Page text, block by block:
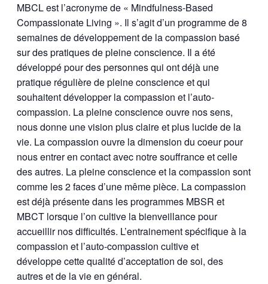
MBCL est l’acronyme de « Mindfulness-Based
Compassionate Living ». Il s’agit d’un programme de 8
semaines de développement de la compassion basé
sur des pratiques de pleine conscience. Il a été
développé pour des personnes qui ont déjà une
pratique régulière de pleine conscience et qui
souhaitent développer la compassion et l’auto-
compassion. La pleine conscience ouvre nos sens,
nous donne une vision plus claire et plus lucide de la
vie. La compassion ouvre la dimension du coeur pour
nous entrer en contact avec notre souffrance et celle
des autres. La pleine conscience et la compassion sont
comme les 2 faces d’une même pièce. La compassion
est déjà présente dans les programmes MBSR et
MBCT lorsque l’on cultive la bienveillance pour
accueillir nos difficultés. L’entrainement spécifique à la
compassion et l’auto-compassion cultive et
développe cette qualité d’acceptation de soi, des
autres et de la vie en général.